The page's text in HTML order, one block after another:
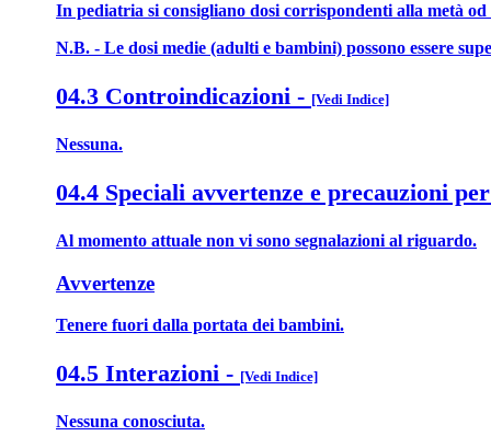
In pediatria si consigliano dosi corrispondenti alla metà
N.B. - Le dosi medie (adulti e bambini) possono essere
04.3 Controindicazioni - [Vedi Indice]
Nessuna.
04.4 Speciali avvertenze e precauzioni
Al momento attuale non vi sono segnalazioni al riguardo.
Avvertenze
Tenere fuori dalla portata dei bambini.
04.5 Interazioni - [Vedi Indice]
Nessuna conosciuta.